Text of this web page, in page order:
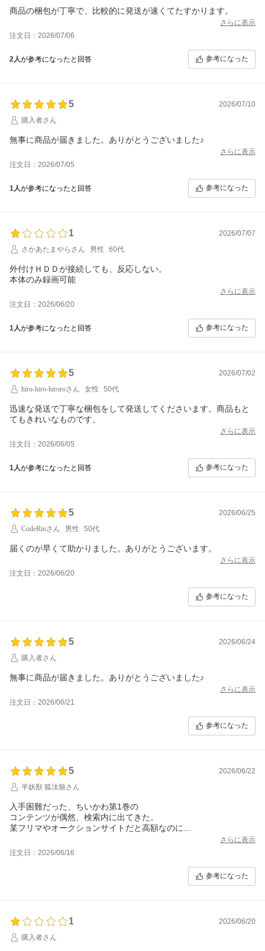
商品の梱包が丁寧で、比較的に発送が速くてたすかります。
さらに表示
注文日：2026/07/06
2人が参考になったと回答 参考になった
5
2026/07/10
購入者さん
無事に商品が届きました。ありがとうございました♪
さらに表示
注文日：2026/07/05
1人が参考になったと回答 参考になった
1
2026/07/07
さかあたまやらさん
男性 60代
外付けＨＤＤが接続しても、反応しない。
本体のみ録画可能
さらに表示
注文日：2026/06/20
1人が参考になったと回答 参考になった
5
2026/07/02
hiro-hiro-hiroroさん
女性 50代
迅速な発送で丁寧な梱包をして発送してくださいます。商品もと
てもきれいなものです。
さらに表示
注文日：2026/06/05
1人が参考になったと回答 参考になった
5
2026/06/25
CodeRinさん
男性 50代
届くのが早くて助かりました。ありがとうございます。
さらに表示
注文日：2026/06/20
参考になった
5
2026/06/24
購入者さん
無事に商品が届きました。ありがとうございました♪
さらに表示
注文日：2026/06/21
参考になった
5
2026/06/22
半妖獣 狐汰狼さん
入手困難だった、ちいかわ第1巻の
コンテンツが偶然、検索内に出てきた。
某フリマやオークションサイトだと高額なのに
なかなか買えなかった物が買えてよかったです。
さらに表示
注文日：2026/06/16
参考になった
1
2026/06/20
購入者さん